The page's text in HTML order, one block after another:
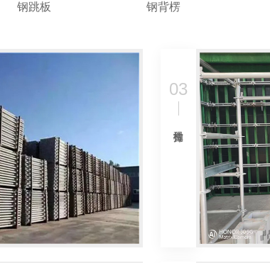
钢跳板 钢背楞
03